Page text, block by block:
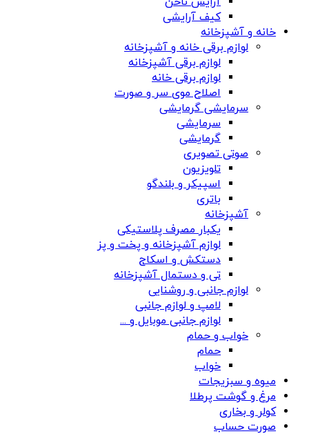
کیف آرایشی
خانه و آشپزخانه
لوازم برقی خانه و آشپزخانه
لوازم برقی آشپزخانه
لوازم برقی خانه
اصلاح موی سر و صورت
سرمایشی گرمایشی
سرمایشی
گرمایشی
صوتی تصویری
تلویزیون
اسپیکر و بلندگو
باتری
آشپزخانه
یکبار مصرف پلاستیکی
لوازم آشپزخانه و پخت و پز
دستکش و اسکاج
تی و دستمال آشپزخانه
لوازم جانبی و روشنایی
لامپ و لوازم جانبی
لوازم جانبی موبایل و ...
خواب و حمام
حمام
خواب
میوه و سبزیجات
مرغ و گوشت پرطلا
کولر و بخاری
صورت حساب